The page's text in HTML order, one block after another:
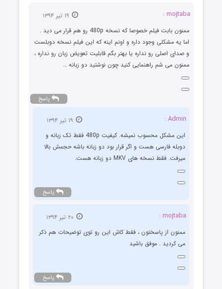
mojtaba :
۱۹ تیر ۱۳۹۴
ممنون بابت فیلم خصوصا که نسخه 480p رو هم قرار می دید .
اما یه مشکلی وجود داره و اونم اینه که این فیلم نسخه دوبلست
و صدای اصلی رو نداره یا بهتر بگم قابلیت تعویض زبان رو نداره ،
ممنون می شم راهنمایی کنید چون نوشتید دو زبانه …
پاسخ
Admin :
۱۹ تیر ۱۳۹۴
این مشکل محسوب نمیشه. کیفیت 480p فقط تک زبانه و
دوبله فارسی هست و اگر قرار بود دو زبانه باشه حجمش بالا
میرفت. فقط نسخه های MKV دو زبانه هست.
پاسخ
mojtaba :
۲۰ تیر ۱۳۹۴
ممنون از پاسختون ، فقط کاش این رو توی توضیحات هم ذکر
می کردید . موفق باشید
پاسخ